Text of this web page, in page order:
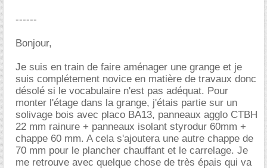
------
Bonjour,
Je suis en train de faire aménager une grange et je
suis complétement novice en matière de travaux donc
désolé si le vocabulaire n'est pas adéquat. Pour
monter l'étage dans la grange, j'étais partie sur un
solivage bois avec placo BA13, panneaux agglo CTBH
22 mm rainure + panneaux isolant styrodur 60mm +
chappe 60 mm. A cela s'ajoutera une autre chappe de
70 mm pour le plancher chauffant et le carrelage. Je
me retrouve avec quelque chose de très épais qui va